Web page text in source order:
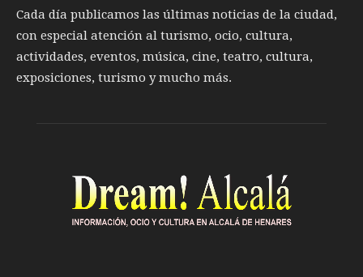
Cada día publicamos las últimas noticias de la ciudad,
con especial atención al turismo, ocio, cultura,
actividades, eventos, música, cine, teatro, cultura,
exposiciones, turismo y mucho más.